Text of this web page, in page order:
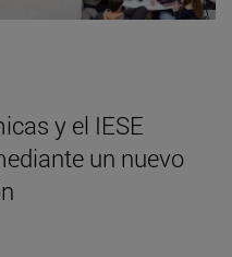
y el IESE
un nuevo